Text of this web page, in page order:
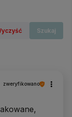
Szukaj
zweryfikowano